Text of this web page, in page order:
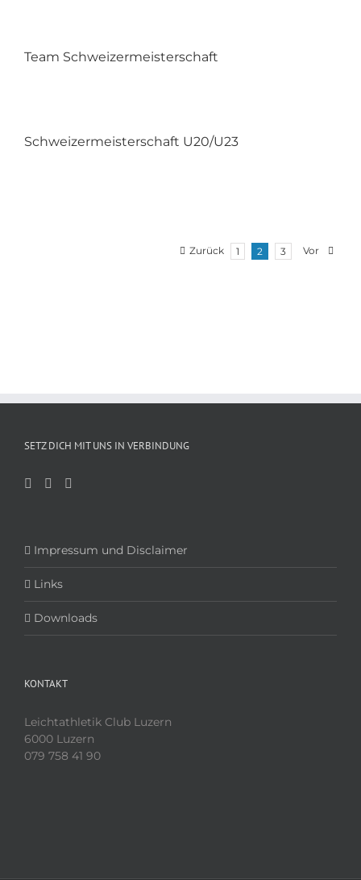
Team Schweizermeisterschaft
Schweizermeisterschaft U20/U23
Zurück 1 2 3 Vor
SETZ DICH MIT UNS IN VERBINDUNG
Impressum und Disclaimer
Links
Downloads
KONTAKT
Leichtathletik Club Luzern
6000 Luzern
079 758 41 90